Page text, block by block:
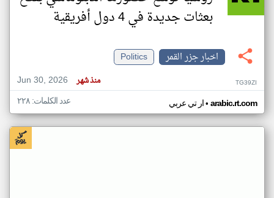
بعثات جديدة في 4 دول أفريقية
اخبار جزر القمر
Politics
Jun 30, 2026
منذ شهر TG39ZI
ار تي عربي• arabic.rt.com عدد الكلمات: ٢٢٨